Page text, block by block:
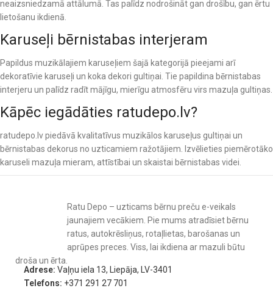
neaizsniedzamā attālumā. Tas palīdz nodrošināt gan drošību, gan ērtu
lietošanu ikdienā.
Karuseļi bērnistabas interjeram
Papildus muzikālajiem karuseļiem šajā kategorijā pieejami arī
dekoratīvie karuseļi un koka dekori gultiņai. Tie papildina bērnistabas
interjeru un palīdz radīt mājīgu, mierīgu atmosfēru virs mazuļa gultiņas.
Kāpēc iegādāties ratudepo.lv?
ratudepo.lv piedāvā kvalitatīvus muzikālos karuseļus gultiņai un
bērnistabas dekorus no uzticamiem ražotājiem. Izvēlieties piemērotāko
karuseli mazuļa mieram, attīstībai un skaistai bērnistabas videi.
Ratu Depo – uzticams bērnu preču e-veikals
jaunajiem vecākiem. Pie mums atradīsiet bērnu
ratus, autokrēsliņus, rotaļlietas, barošanas un
aprūpes preces. Viss, lai ikdiena ar mazuli būtu
droša un ērta.
Adrese: Vaļņu iela 13, Liepāja, LV-3401
Telefons: +371 291 27 701